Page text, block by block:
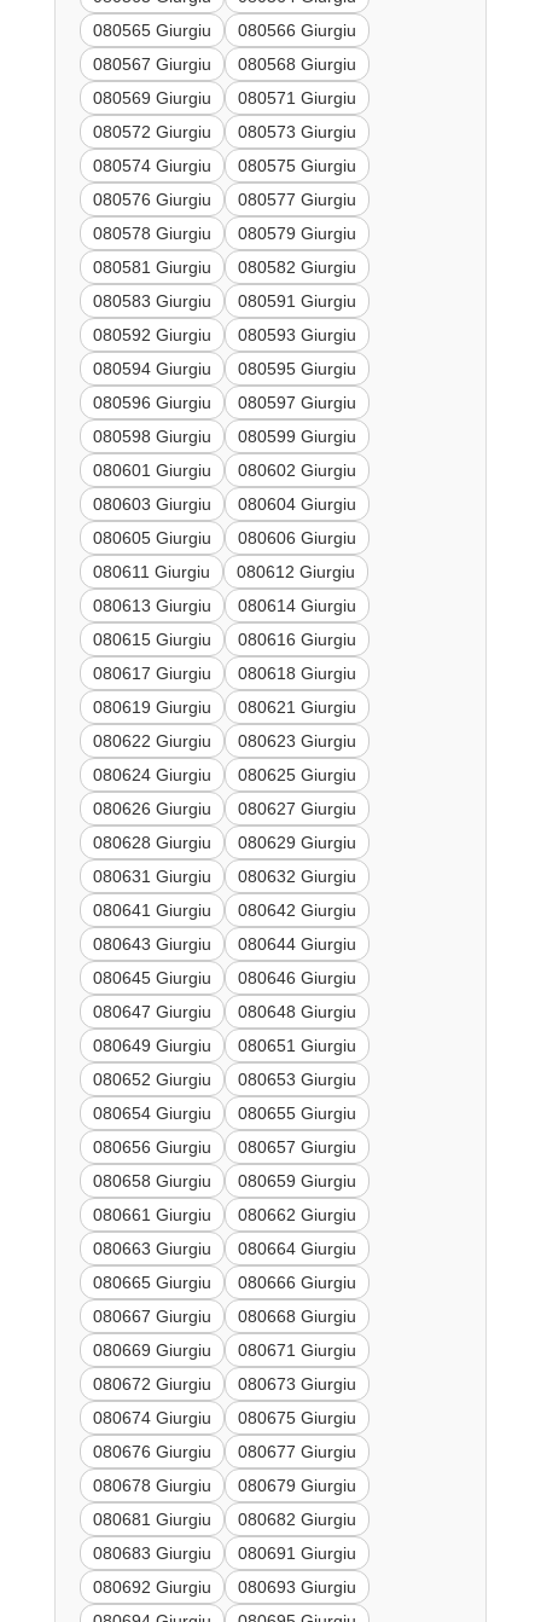
080565 Giurgiu
080566 Giurgiu
080567 Giurgiu
080568 Giurgiu
080569 Giurgiu
080571 Giurgiu
080572 Giurgiu
080573 Giurgiu
080574 Giurgiu
080575 Giurgiu
080576 Giurgiu
080577 Giurgiu
080578 Giurgiu
080579 Giurgiu
080581 Giurgiu
080582 Giurgiu
080583 Giurgiu
080591 Giurgiu
080592 Giurgiu
080593 Giurgiu
080594 Giurgiu
080595 Giurgiu
080596 Giurgiu
080597 Giurgiu
080598 Giurgiu
080599 Giurgiu
080601 Giurgiu
080602 Giurgiu
080603 Giurgiu
080604 Giurgiu
080605 Giurgiu
080606 Giurgiu
080611 Giurgiu
080612 Giurgiu
080613 Giurgiu
080614 Giurgiu
080615 Giurgiu
080616 Giurgiu
080617 Giurgiu
080618 Giurgiu
080619 Giurgiu
080621 Giurgiu
080622 Giurgiu
080623 Giurgiu
080624 Giurgiu
080625 Giurgiu
080626 Giurgiu
080627 Giurgiu
080628 Giurgiu
080629 Giurgiu
080631 Giurgiu
080632 Giurgiu
080641 Giurgiu
080642 Giurgiu
080643 Giurgiu
080644 Giurgiu
080645 Giurgiu
080646 Giurgiu
080647 Giurgiu
080648 Giurgiu
080649 Giurgiu
080651 Giurgiu
080652 Giurgiu
080653 Giurgiu
080654 Giurgiu
080655 Giurgiu
080656 Giurgiu
080657 Giurgiu
080658 Giurgiu
080659 Giurgiu
080661 Giurgiu
080662 Giurgiu
080663 Giurgiu
080664 Giurgiu
080665 Giurgiu
080666 Giurgiu
080667 Giurgiu
080668 Giurgiu
080669 Giurgiu
080671 Giurgiu
080672 Giurgiu
080673 Giurgiu
080674 Giurgiu
080675 Giurgiu
080676 Giurgiu
080677 Giurgiu
080678 Giurgiu
080679 Giurgiu
080681 Giurgiu
080682 Giurgiu
080683 Giurgiu
080691 Giurgiu
080692 Giurgiu
080693 Giurgiu